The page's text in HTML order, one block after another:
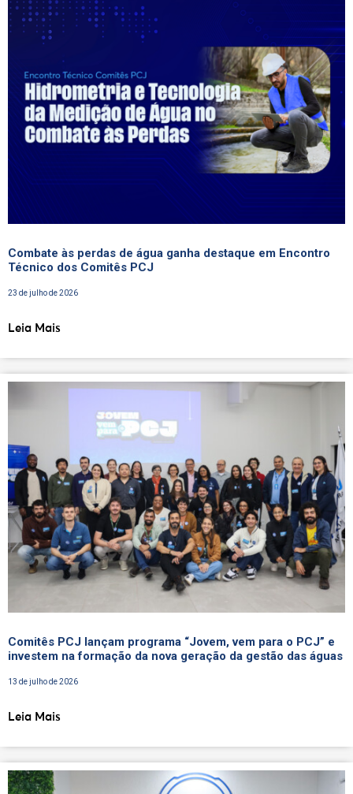
Combate às perdas de água ganha destaque em Encontro
Técnico dos Comitês PCJ
23 de julho de 2026
Leia Mais
Comitês PCJ lançam programa “Jovem, vem para o PCJ” e
investem na formação da nova geração da gestão das águas
13 de julho de 2026
Leia Mais